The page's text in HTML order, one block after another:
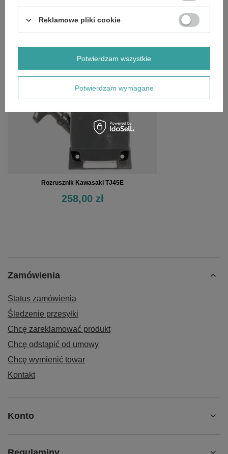
OPINIE (0)
OSTATNIO OGLĄDANE
Rozrusznik Kawasaki TJ45E
258,00 zł
Zamówienia
Status zamówienia
Śledzenie przesyłki
Chcę zareklamować produkt
Chcę odstąpić od umowy
Chcę wymienić towar
Kontakt
Konto
Reklamowe pliki cookie
Potwierdzam wymagane
Potwierdzam wszystkie